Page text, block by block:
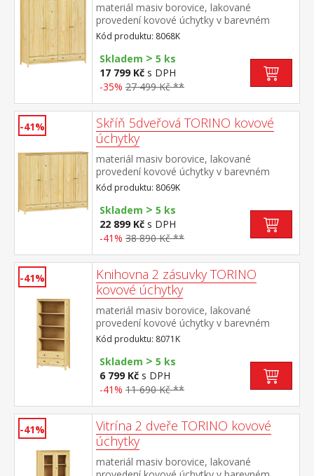
materiál masiv borovice, lakované
provedení kovové úchytky v barevném
provedení černěná mosaz prostor dělený
na poloviny v levé polovině šatní tyč a
police na klobouky v pravé polovině 3
police ve spodní části 2 zásuvky s kovovými
pojezdy doporučený nástavec 8168K
Kód produktu: 8068K
Skladem > 5 ks
17 799 Kč s DPH
-35% 27 499 Kč **
-41%
Skříň 5dveřová TORINO kovové
úchytky
materiál masiv borovice, lakované
provedení kovové úchytky v barevném
provedení černěná mosaz prostor dělený v
poměru 2:1:2 v levé a pravé širší části šatní
tyč a police na klobouky ve střední úzké
části 3 police ve spodní části 3 zásuvky s
kovovými pojezdy doporučený nástavec
Kód produktu: 8069K
Skladem > 5 ks
22 899 Kč s DPH
-41% 38 890 Kč **
-41%
Knihovna 2 zásuvky TORINO
kovové úchytky
materiál masiv borovice, lakované
provedení kovové úchytky v barevném
provedení černěná mosaz tři police, dvě
zásuvky s kovovými pojezdy
Kód produktu: 8071K
Skladem > 5 ks
6 799 Kč s DPH
-41% 11 690 Kč **
-41%
Vitrína 2 dveře TORINO kovové
úchytky
materiál masiv borovice, lakované